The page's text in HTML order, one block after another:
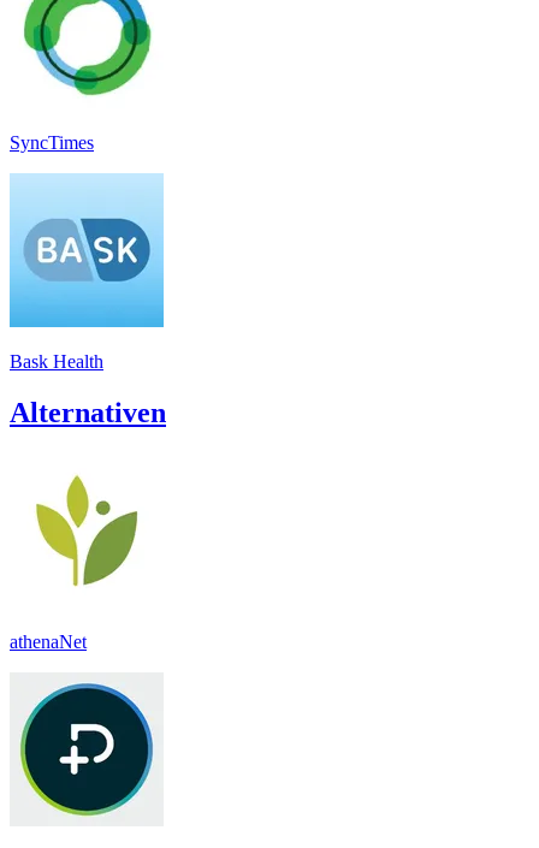
SyncTimes
Bask Health
Alternativen
athenaNet